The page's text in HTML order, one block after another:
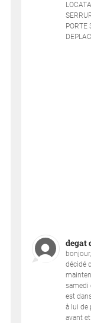
degat
décidé
samedi
est
à lui de
avant